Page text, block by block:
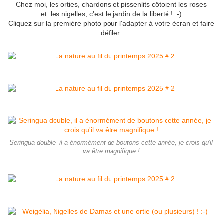
Chez moi, les orties, chardons et pissenlits côtoient les roses
et les nigelles, c'est le jardin de la liberté ! :-)
Cliquez sur la première photo pour l'adapter à votre écran et faire
défiler.
Seringua double, il a énormément de boutons cette année, je crois qu'il
va être magnifique !